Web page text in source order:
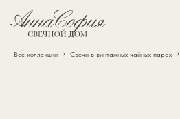
Все коллекции Свечи в винтажных чайных парах